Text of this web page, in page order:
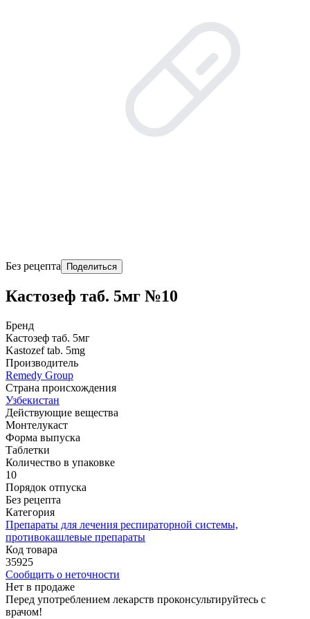
Без рецепта Поделиться
Кастозеф таб. 5мг №10
Бренд
Кастозеф таб. 5мг
Kastozef tab. 5mg
Производитель
Remedy Group
Страна происхождения
Узбекистан
Действующие вещества
Монтелукаст
Форма выпуска
Таблетки
Количество в упаковке
10
Порядок отпуска
Без рецепта
Категория
Препараты для лечения респираторной системы,
противокашлевые препараты
Код товара
35925
Сообщить о неточности
Нет в продаже
Перед употреблением лекарств проконсультируйтесь с
врачом!